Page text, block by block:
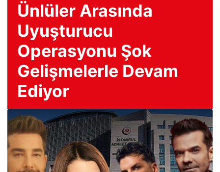
Ünlüler Arasında
Uyuşturucu
Operasyonu Şok
Gelişmelerle Devam
Ediyor